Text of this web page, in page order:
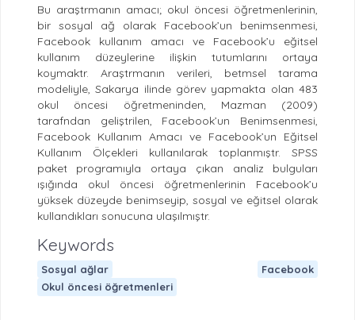
Bu araştrmanın amacı; okul öncesi öğretmenlerinin,
bir sosyal ağ olarak Facebook’un benimsenmesi,
Facebook kullanım amacı ve Facebook’u eğitsel
kullanım düzeylerine ilişkin tutumlarını ortaya
koymaktr. Araştrmanın verileri, betmsel tarama
modeliyle, Sakarya ilinde görev yapmakta olan 483
okul öncesi öğretmeninden, Mazman (2009)
tarafndan geliştrilen, Facebook’un Benimsenmesi,
Facebook Kullanım Amacı ve Facebook’un Eğitsel
Kullanım Ölçekleri kullanılarak toplanmıştr. SPSS
paket programıyla ortaya çıkan analiz bulguları
ışığında okul öncesi öğretmenlerinin Facebook’u
yüksek düzeyde benimseyip, sosyal ve eğitsel olarak
kullandıkları sonucuna ulaşılmıştr.
Keywords
Sosyal ağlar
Facebook
Okul öncesi öğretmenleri